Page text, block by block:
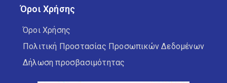
Όροι Χρήσης
Όροι Χρήσης
Πολιτική Προστασίας Προσωπικών Δεδομένων
Δήλωση προσβασιμότητας